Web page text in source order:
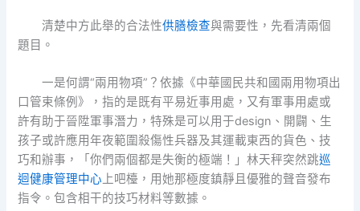
清楚中方此舉的合法性供膳檢查與需要性，先看清兩個
題目。
一是何謂“兩用物項”？依據《中華國民共和國兩用物項出
口管束條例》，指的是既有平易近事用處，又有軍事用處或
許有助于晉陞軍事潛力，特殊是可以用于design、開闢、生
孩子或許應用年夜範圍殺傷性兵器及其運載東西的貨色、技
巧和辦事，「你們兩個都是失衡的極端！」林天秤突然跳巡
迴健康管理中心 上吧檯，用她那極度鎮靜且優雅的聲音發布
指令。包含相干的技巧材料等數據。